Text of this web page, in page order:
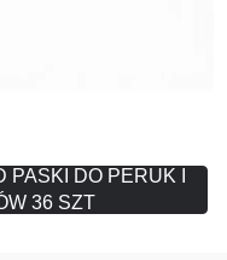
DO PERUK I
36 SZT